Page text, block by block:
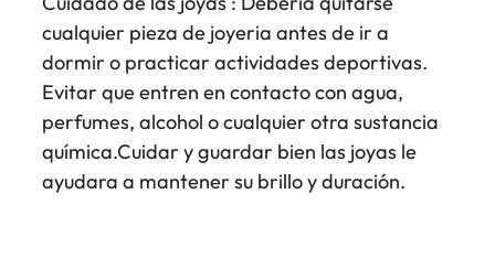
cualquier pieza de joyeria antes de ir a
dormir o practicar actividades deportivas.
Evitar que entren en contacto con agua,
perfumes, alcohol o cualquier otra sustancia
química.Cuidar y guardar bien las joyas le
ayudara a mantener su brillo y duración.